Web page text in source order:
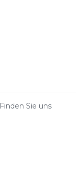
Finden Sie uns